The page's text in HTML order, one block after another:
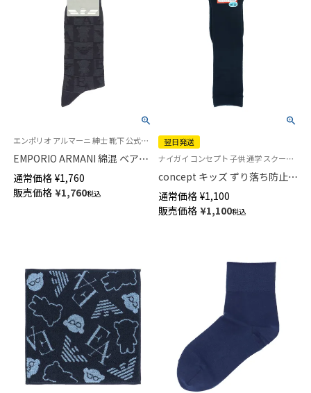
エンポリオ アルマーニ 紳士 靴下 公式ショップ
EMPORIO ARMANI 綿混 ベア＆
EAリンクス柄 クルー丈 メンズ
ソックス 日本製 02342387
通常価格 ¥1,760
販売価格 ¥1,760税込
翌日発送
ナイガイ コンセプト 子供 通学 スクールソックス 靴下 21S-17
concept キッズ ずり落ち防止
スクール ソックス ハイソック
ス 足首パール編み かかと大き
め 直角ヒール 【365日最短翌日
通常価格 ¥1,100
販売価格 ¥1,100税込